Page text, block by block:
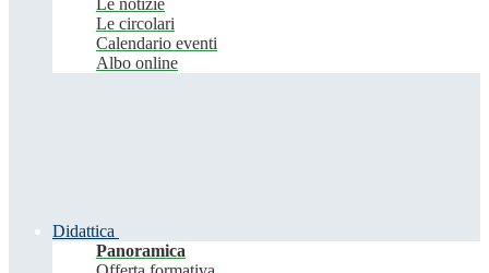
Le notizie
Le circolari
Calendario eventi
Albo online
Didattica
Panoramica